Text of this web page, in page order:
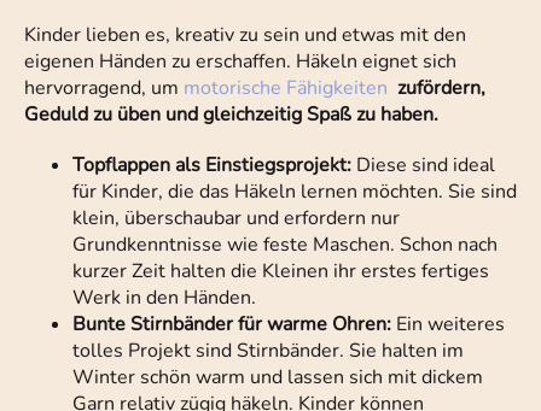
Kinder lieben es, kreativ zu sein und etwas mit den
eigenen Händen zu erschaffen. Häkeln eignet sich
hervorragend, um motorische Fähigkeiten zufördern,
Geduld zu üben und gleichzeitig Spaß zu haben.
Topflappen als Einstiegsprojekt: Diese sind ideal
für Kinder, die das Häkeln lernen möchten. Sie sind
klein, überschaubar und erfordern nur
Grundkenntnisse wie feste Maschen. Schon nach
kurzer Zeit halten die Kleinen ihr erstes fertiges
Werk in den Händen.
Bunte Stirnbänder für warme Ohren: Ein weiteres
tolles Projekt sind Stirnbänder. Sie halten im
Winter schön warm und lassen sich mit dickem
Garn relativ zügig häkeln. Kinder können